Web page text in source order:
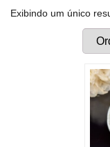
Exibindo um único